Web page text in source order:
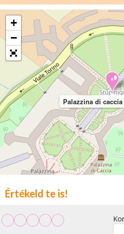
Palazzina di
+
−
Értékeld te is!